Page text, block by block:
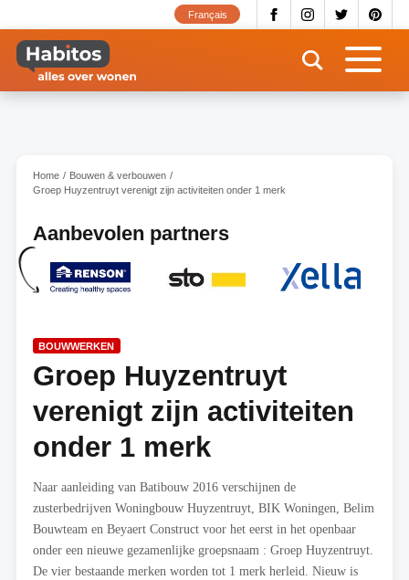
naar
inhoud
gaan
Français
Home
Bouwen & verbouwen
Groep Huyzentruyt verenigt zijn activiteiten onder 1 merk
Aanbevolen partners
BOUWWERKEN
Groep Huyzentruyt
verenigt zijn activiteiten
onder 1 merk
Naar aanleiding van Batibouw 2016 verschijnen de
zusterbedrijven Woningbouw Huyzentruyt, BIK Woningen, Belim
Bouwteam en Beyaert Construct voor het eerst in het openbaar
onder een nieuwe gezamenlijke groepsnaam : Groep Huyzentruyt.
De vier bestaande merken worden tot 1 merk herleid. Nieuw is